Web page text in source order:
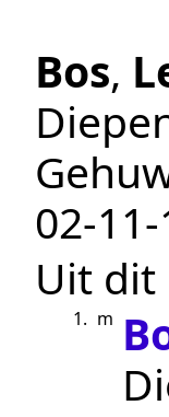
Bos,
Uit dit
1. m